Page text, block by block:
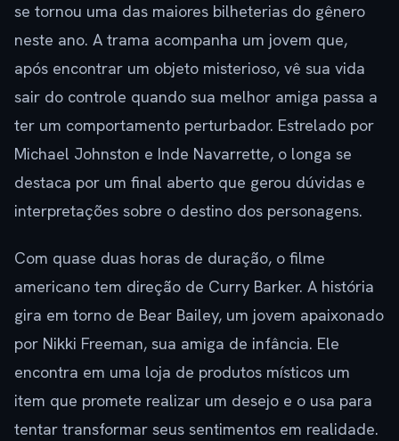
se tornou uma das maiores bilheterias do gênero
neste ano. A trama acompanha um jovem que,
após encontrar um objeto misterioso, vê sua vida
sair do controle quando sua melhor amiga passa a
ter um comportamento perturbador. Estrelado por
Michael Johnston e Inde Navarrette, o longa se
destaca por um final aberto que gerou dúvidas e
interpretações sobre o destino dos personagens.
Com quase duas horas de duração, o filme
americano tem direção de Curry Barker. A história
gira em torno de Bear Bailey, um jovem apaixonado
por Nikki Freeman, sua amiga de infância. Ele
encontra em uma loja de produtos místicos um
item que promete realizar um desejo e o usa para
tentar transformar seus sentimentos em realidade.